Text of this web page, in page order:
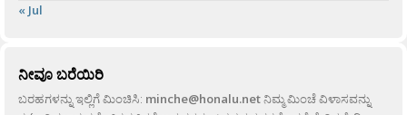
« Jul
ನೀವೂ ಬರೆಯಿರಿ
ಬರಹಗಳನ್ನು ಇಲ್ಲಿಗೆ ಮಿಂಚಿಸಿ: minche@honalu.netನಿಮ್ಮ ಮಿಂಚೆ ವಿಳಾಸವನ್ನು